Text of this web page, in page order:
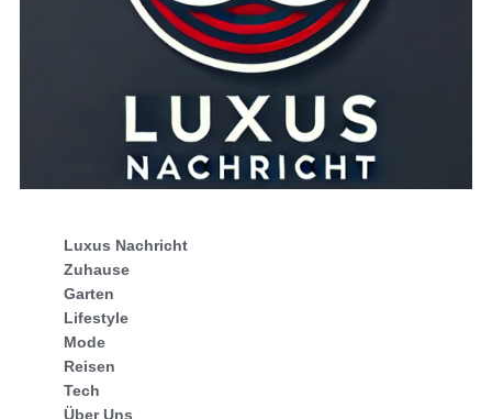
Luxus Nachricht
Zuhause
Garten
Lifestyle
Mode
Reisen
Tech
Über Uns